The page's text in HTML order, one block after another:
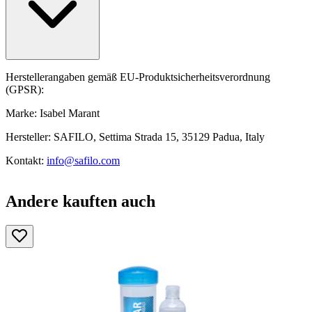
Herstellerangaben gemäß EU-Produktsicherheitsverordnung
(GPSR):
Marke: Isabel Marant
Hersteller: SAFILO, Settima Strada 15, 35129 Padua, Italy
Kontakt: info@safilo.com
Andere kauften auch